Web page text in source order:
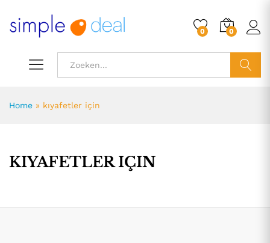
0 0
Home » kıyafetler için
KIYAFETLER IÇIN